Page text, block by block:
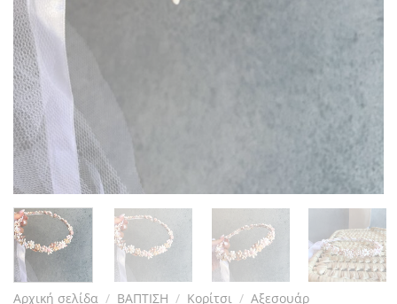
Αρχική σελίδα / ΒΑΠΤΙΣΗ / Κορίτσι / Αξεσουάρ